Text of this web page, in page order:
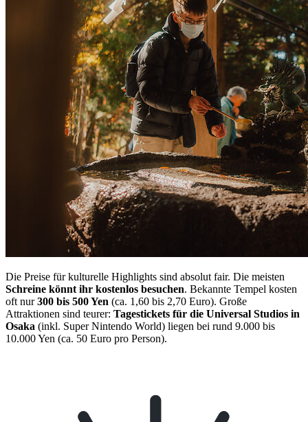
Die Preise für kulturelle Highlights sind absolut fair. Die meisten
Schreine könnt ihr kostenlos besuchen. Bekannte Tempel kosten
oft nur300 bis 500 Yen (ca. 1,60 bis 2,70 Euro). Große
Attraktionen sind teurer: Tagestickets für die Universal Studios in
Osaka (inkl. Super Nintendo World) liegen bei rund 9.000 bis
10.000 Yen (ca. 50 Euro pro Person).